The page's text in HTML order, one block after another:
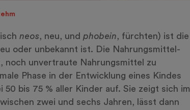
neos, neu, und phobein, fürchten) ist die
oder unbekannt ist. Die Nahrungsmittel-
noch unvertraute Nahrungsmittel zu
Phase in der Entwicklung eines Kindes
50 bis 75 % aller Kinder auf. Sie zeigt sich im
zwei und sechs Jahren, lässt dann